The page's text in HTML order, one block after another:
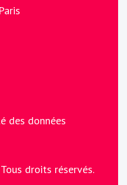
sur Youtube
des données
droits réservés.